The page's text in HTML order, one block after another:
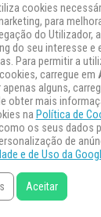
cookies
para
do Utilizador,
do seu interesse e
Para permitir a
carregue em
alguns,
obter mais
na Política de
os seus dados
de
e de Uso da
Aceitar